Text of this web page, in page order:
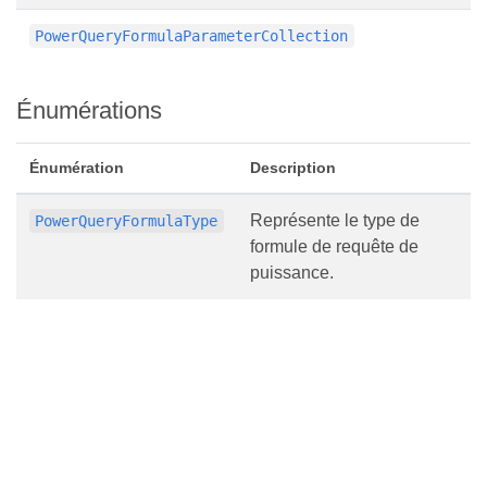
PowerQueryFormulaParameterCollection
Énumérations
Énumération Description
PowerQueryFormulaType
Représente le type de
formule de requête de
puissance.